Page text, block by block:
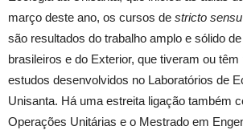
março deste ano, os cursos de stricto sensu
são resultados do trabalho amplo e sólido
brasileiros e do Exterior, que tiveram ou têm
estudos desenvolvidos no Laboratórios de
Unisanta. Há uma estreita ligação também
Operações Unitárias e o Mestrado em